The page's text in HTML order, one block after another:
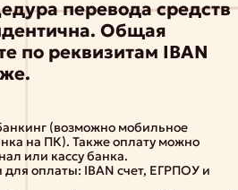
перевода средств
Общая
по реквизитам IBAN
.
(возможно мобильное
на ПК). Также оплату можно
или кассу банка.
для оплаты: IBAN счет, ЕГРПОУ и